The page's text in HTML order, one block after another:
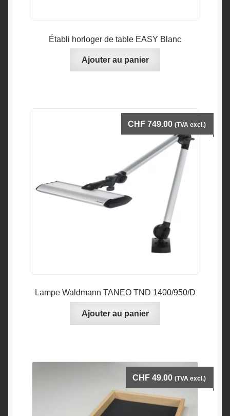
Établi horloger de table EASY Blanc
Ajouter au panier
Lampe Waldmann TANEO TND 1400/950/D
CHF 749.00 (TVA excl.)
Ajouter au panier
CHF 49.00 (TVA excl.)